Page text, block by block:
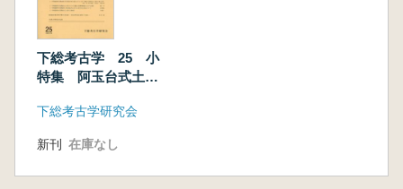
下総考古学 25 小
特集 阿玉台式土器
下総考古学研究会
新刊 在庫なし